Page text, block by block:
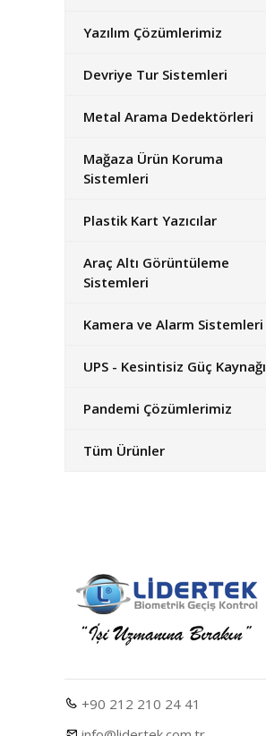
Yazılım Çözümlerimiz
Devriye Tur Sistemleri
Metal Arama Dedektörleri
Mağaza Ürün Koruma
Sistemleri
Plastik Kart Yazıcılar
Araç Altı Görüntüleme
Sistemleri
Kamera ve Alarm Sistemleri
UPS - Kesintisiz Güç Kaynağı
Pandemi Çözümlerimiz
Tüm Ürünler
+90 212 210 24 41